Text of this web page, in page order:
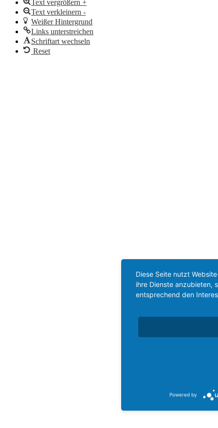
Diese Seite nutzt
ihre Dienste anzubieten,
entsprechend den
Powered by
Text vergrößern +
Text verkleinern -
Weißer Hintergrund
Links unterstreichen
Schriftart wechseln
Reset